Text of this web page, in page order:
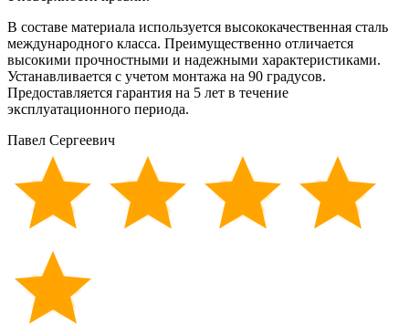
В составе материала используется высококачественная сталь
международного класса. Преимущественно отличается
высокими прочностными и надежными характеристиками.
Устанавливается с учетом монтажа на 90 градусов.
Предоставляется гарантия на 5 лет в течение
эксплуатационного периода.
Павел Сергеевич